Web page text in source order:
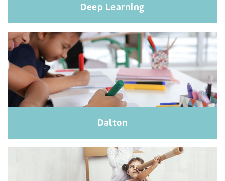
Deep Learning
Dalton